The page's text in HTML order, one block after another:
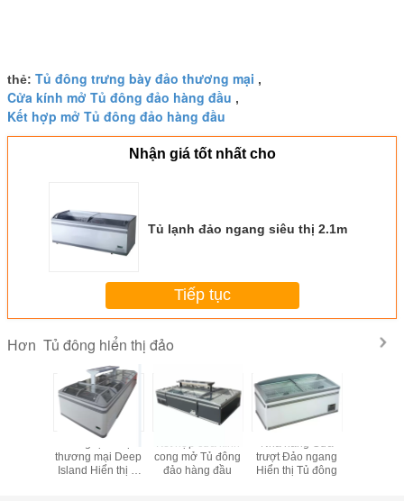
thẻ: Tủ đông trưng bày đảo thương mại ,
Cửa kính mở Tủ đông đảo hàng đầu ,
Kết hợp mở Tủ đông đảo hàng đầu
Nhận giá tốt nhất cho
Tủ lạnh đảo ngang siêu thị 2.1m
Tiếp tục
Hơn Tủ đông hiển thị đảo
thương mại Deep
Island Hiển thị tủ
Kết hợp cửa kính
cong mở Tủ đông
đảo hàng đầu
Nhà hàng Cửa
trượt Đảo ngang
Hiển thị Tủ đông